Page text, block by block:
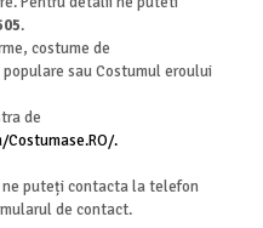
.
costume de
sau Costumul eroului
de
Costumase.RO/.
puteți contacta la telefon
de contact.